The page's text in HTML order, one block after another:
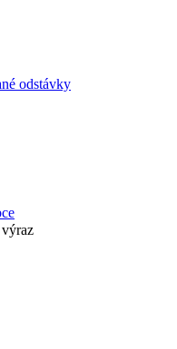
odstávky